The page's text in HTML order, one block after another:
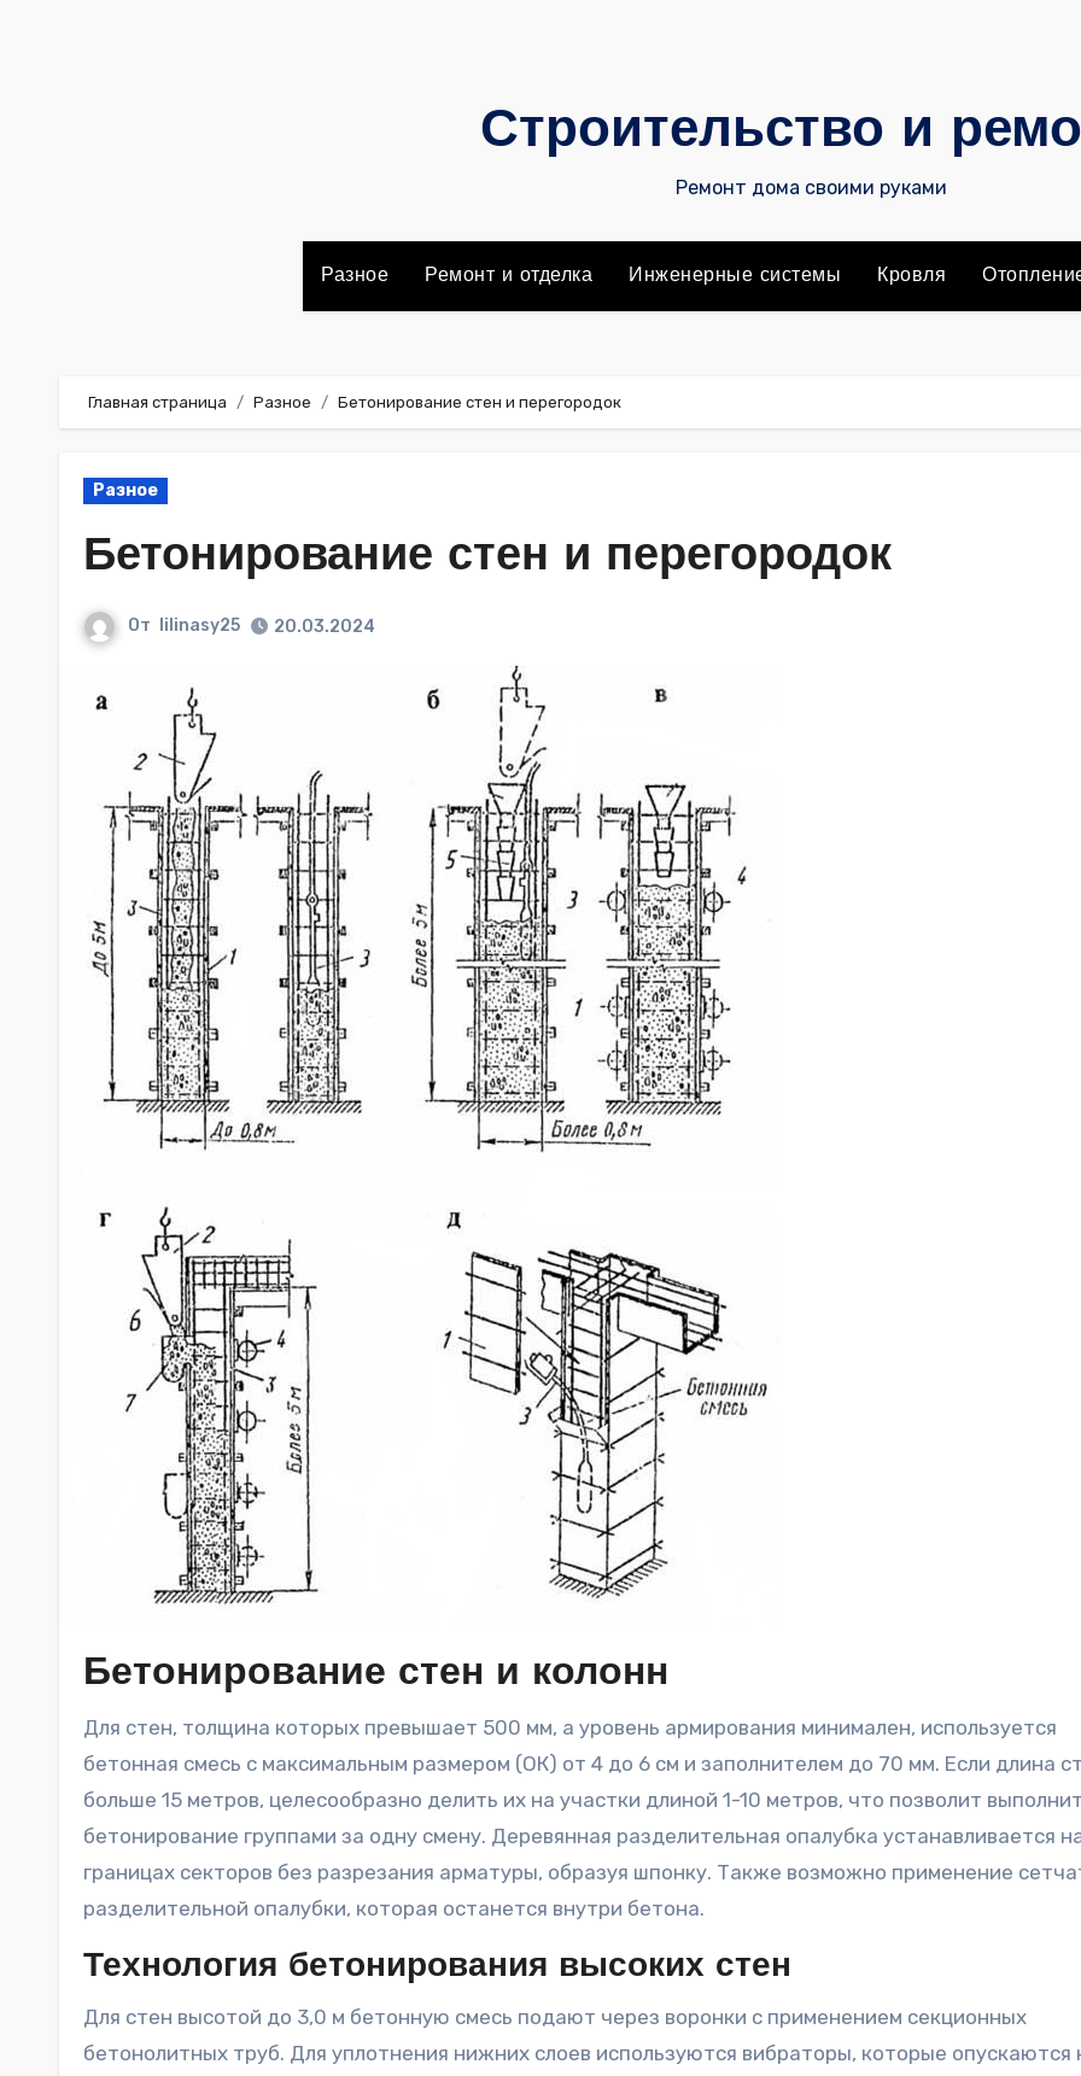
Строительство и
Ремонт дома своими руками
Разное Ремонт и отделка Инженерные системы Кровля
Главная страница Разное Бетонирование стен и перегородок
Разное
Бетонирование стен и перегородок
От lilinasy25 20.03.2024
Бетонирование стен и колонн
Для стен, толщина которых превышает 500 мм, а уровень армирования минимален, используется
бетонная смесь с максимальным размером (ОК) от 4 до 6 см и заполнителем до 70 мм. Если длина
больше 15 метров, целесообразно делить их на участки длиной 1-10 метров, что позволит
бетонирование группами за одну смену. Деревянная разделительная опалубка устанавливается
границах секторов без разрезания арматуры, образуя шпонку. Также возможно применение
разделительной опалубки, которая останется внутри бетона.
Технология бетонирования высоких стен
Для стен высотой до 3,0 м бетонную смесь подают через воронки с применением секционных
бетонолитных труб. Для уплотнения нижних слоев используются вибраторы, которые опускаются